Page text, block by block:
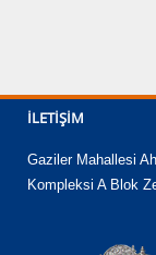
İLETIŞIM
Gaziler Mahallesi
Kompleksi A Blok